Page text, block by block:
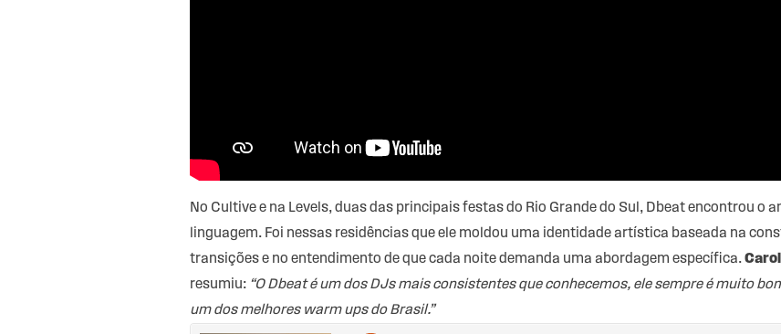
No Cultive e na Levels, duas das principais festas do Rio Grande do Sul, Dbeat encontrou o
linguagem. Foi nessas residências que ele moldou uma identidade artística baseada na
transições e no entendimento de que cada noite demanda uma abordagem específica.
resumiu: “O Dbeat é um dos DJs mais consistentes que conhecemos, ele sempre é muito
um dos melhores warm ups do Brasil.”